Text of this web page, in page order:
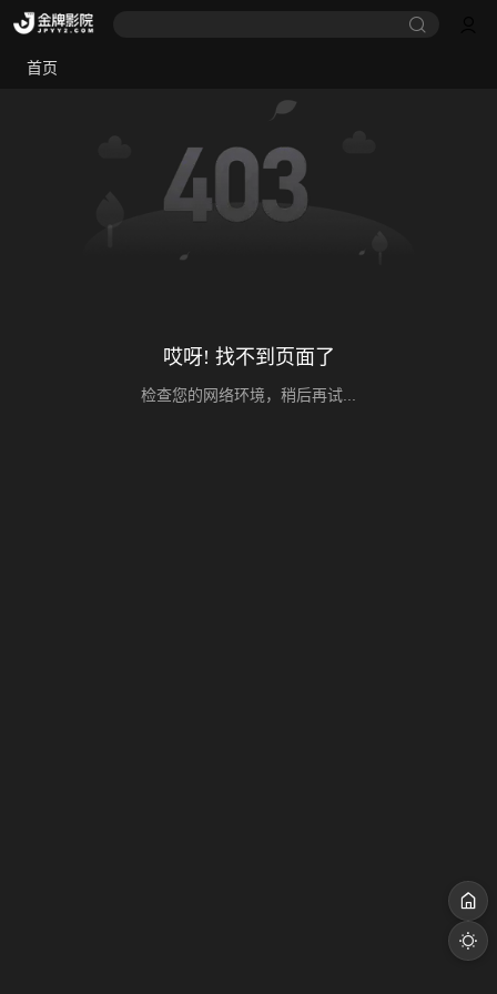
首页
哎呀! 找不到页面了
检查您的网络环境，稍后再试...